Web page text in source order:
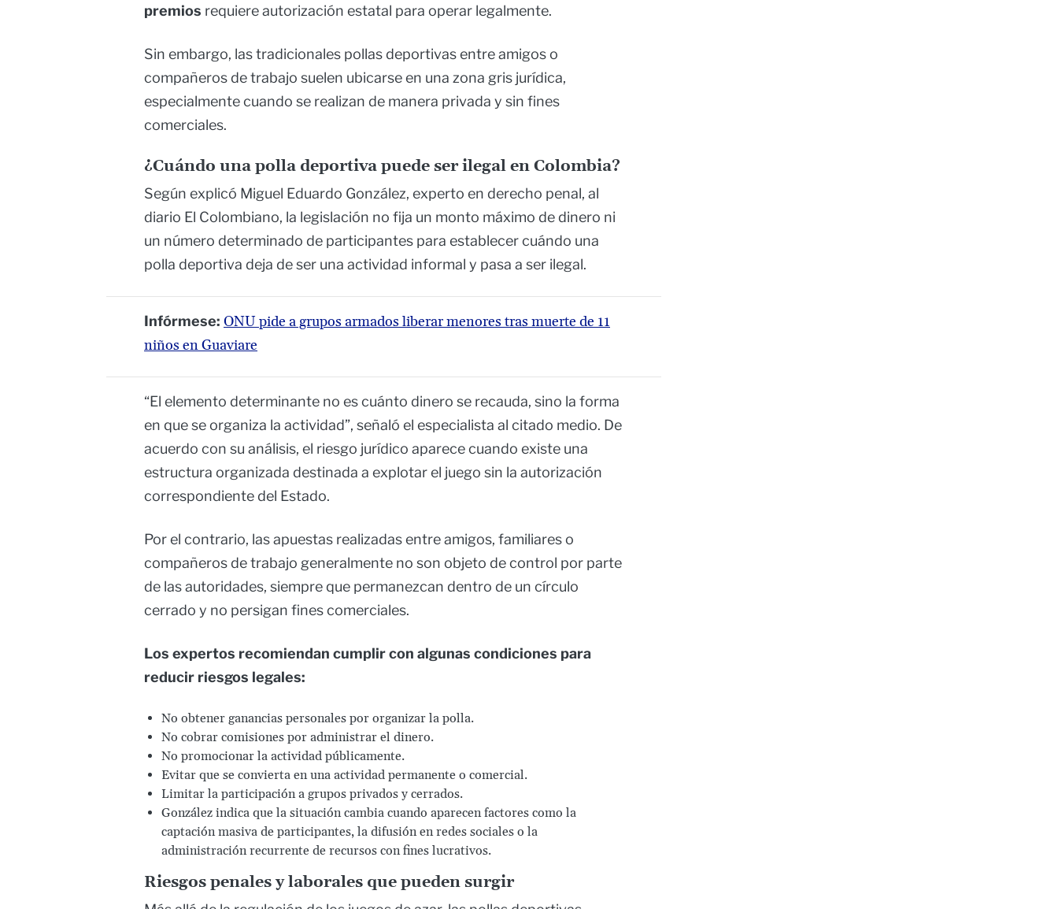
premios requiere autorización estatal para operar legalmente.
Sin embargo, las tradicionales pollas deportivas entre amigos o
compañeros de trabajo suelen ubicarse en una zona gris jurídica,
especialmente cuando se realizan de manera privada y sin fines
comerciales.
¿Cuándo una polla deportiva puede ser ilegal en Colombia?
Según explicó Miguel Eduardo González, experto en derecho penal, al
diario El Colombiano, la legislación no fija un monto máximo de dinero ni
un número determinado de participantes para establecer cuándo una
polla deportiva deja de ser una actividad informal y pasa a ser ilegal.
Infórmese: ONU pide a grupos armados liberar menores tras muerte de 11
niños en Guaviare
“El elemento determinante no es cuánto dinero se recauda, sino la forma
en que se organiza la actividad”, señaló el especialista al citado medio. De
acuerdo con su análisis, el riesgo jurídico aparece cuando existe una
estructura organizada destinada a explotar el juego sin la autorización
correspondiente del Estado.
Por el contrario, las apuestas realizadas entre amigos, familiares o
compañeros de trabajo generalmente no son objeto de control por parte
de las autoridades, siempre que permanezcan dentro de un círculo
cerrado y no persigan fines comerciales.
Los expertos recomiendan cumplir con algunas condiciones para
reducir riesgos legales:
No obtener ganancias personales por organizar la polla.
No cobrar comisiones por administrar el dinero.
No promocionar la actividad públicamente.
Evitar que se convierta en una actividad permanente o comercial.
Limitar la participación a grupos privados y cerrados.
González indica que la situación cambia cuando aparecen factores como la
captación masiva de participantes, la difusión en redes sociales o la
administración recurrente de recursos con fines lucrativos.
Riesgos penales y laborales que pueden surgir